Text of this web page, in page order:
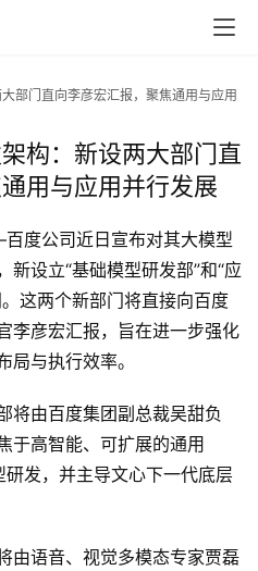
部门直向李彦宏汇报，聚焦通用与应用
构：新设两大部门直
用与应用并行发展
度公司近日宣布对其大模型
设立“基础模型研发部”和“应
这两个新部门将直接向百度
李彦宏汇报，旨在进一步强化
局与执行效率。
将由百度集团副总裁吴甜负
于高智能、可扩展的通用
发，并主导文心下一代底层
由语音、视觉多模态专家贾磊